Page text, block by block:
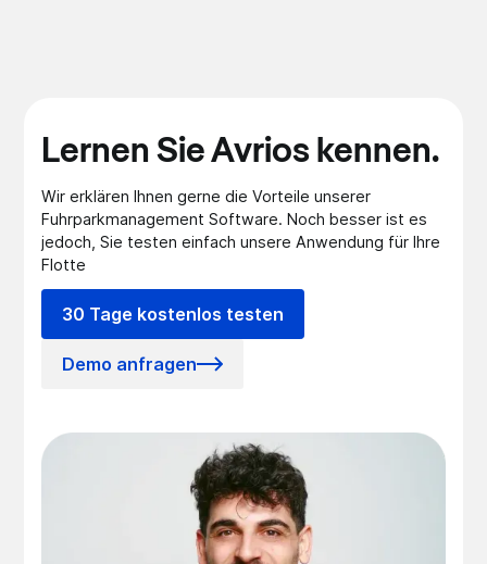
Lernen Sie Avrios kennen.
Wir erklären Ihnen gerne die Vorteile unserer
Fuhrparkmanagement Software. Noch besser ist es
jedoch, Sie testen einfach unsere Anwendung für Ihre
Flotte
30 Tage kostenlos testen
Demo anfragen